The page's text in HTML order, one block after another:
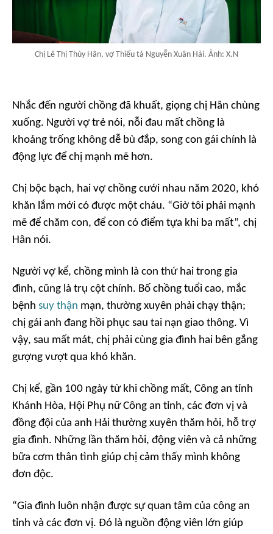
Chị Lê Thị Thùy Hân, vợ Thiếu tá Nguyễn Xuân Hải. Ảnh: X.N
Nhắc đến người chồng đã khuất, giọng chị Hân chùng
xuống. Người vợ trẻ nói, nỗi đau mất chồng là
khoảng trống không dễ bù đắp, song con gái chính là
động lực để chị mạnh mẽ hơn.
Chị bộc bạch, hai vợ chồng cưới nhau năm 2020, khó
khăn lắm mới có được một cháu. “Giờ tôi phải mạnh
mẽ để chăm con, để con có điểm tựa khi ba mất”, chị
Hân nói.
Người vợ kể, chồng mình là con thứ hai trong gia
đình, cũng là trụ cột chính. Bố chồng tuổi cao, mắc
bệnh suy thận mạn, thường xuyên phải chạy thận;
chị gái anh đang hồi phục sau tai nạn giao thông. Vì
vậy, sau mất mát, chị phải cùng gia đình hai bên gắng
gượng vượt qua khó khăn.
Chị kể, gần 100 ngày từ khi chồng mất, Công an tỉnh
Khánh Hòa, Hội Phụ nữ Công an tỉnh, các đơn vị và
đồng đội của anh Hải thường xuyên thăm hỏi, hỗ trợ
gia đình. Những lần thăm hỏi, động viên và cả những
bữa cơm thân tình giúp chị cảm thấy mình không
đơn độc.
“Gia đình luôn nhận được sự quan tâm của công an
tỉnh và các đơn vị. Đó là nguồn động viên lớn giúp